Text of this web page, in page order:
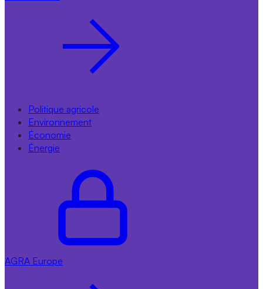
Politique agricole
Environnement
Économie
Énergie
AGRA Europe